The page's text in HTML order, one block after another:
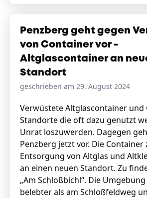
Penzberg geht gegen
von Container vor -
Altglascontainer an
Standort
geschrieben am 29. August 2024
Verwüstete Altglascontainer und
Standorte die oft dazu genutzt
Unrat loszuwerden. Dagegen
Penzberg jetzt vor. Die Container
Entsorgung von Altglas und
an einen neuen Standort. Zu
„Am Schloßbichl“. Die
belebter als am Schloßfeldweg